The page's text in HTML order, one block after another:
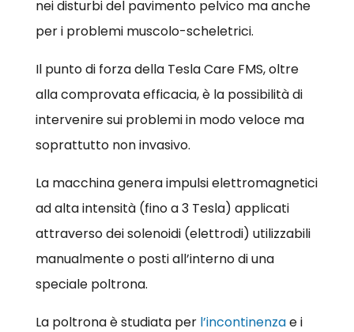
nei disturbi del pavimento pelvico ma anche
per i problemi muscolo-scheletrici.
Il punto di forza della Tesla Care FMS, oltre
alla comprovata efficacia, è la possibilità di
intervenire sui problemi in modo veloce ma
soprattutto non invasivo.
La macchina genera impulsi elettromagnetici
ad alta intensità (fino a 3 Tesla) applicati
attraverso dei solenoidi (elettrodi) utilizzabili
manualmente o posti all’interno di una
speciale poltrona.
La poltrona è studiata per l’incontinenzae i